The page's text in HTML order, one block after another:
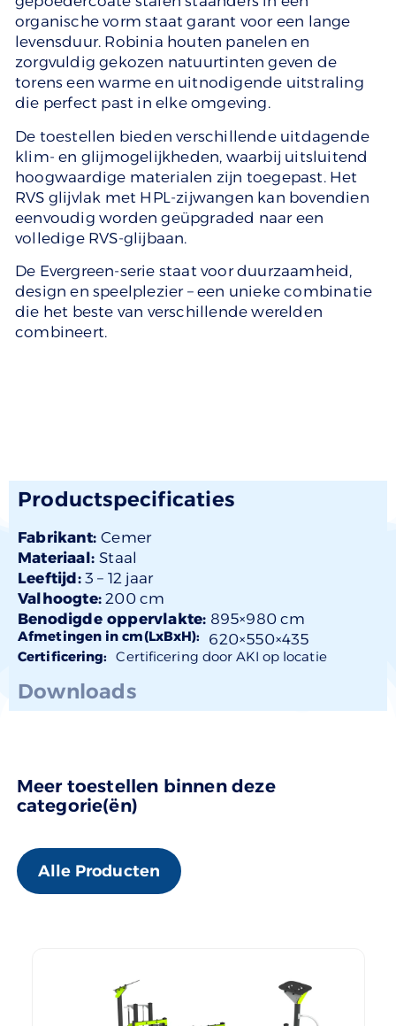
organische vorm staat garant voor een lange
levensduur. Robinia houten panelen en
zorgvuldig gekozen natuurtinten geven de
torens een warme en uitnodigende uitstraling
die perfect past in elke omgeving.
De toestellen bieden verschillende uitdagende
klim- en glijmogelijkheden, waarbij uitsluitend
hoogwaardige materialen zijn toegepast. Het
RVS glijvlak met HPL-zijwangen kan bovendien
eenvoudig worden geüpgraded naar een
volledige RVS-glijbaan.
De Evergreen-serie staat voor duurzaamheid,
design en speelplezier – een unieke combinatie
die het beste van verschillende werelden
combineert.
Productspecificaties
Fabrikant:Cemer
Materiaal:Staal
Leeftijd:3 – 12 jaar
Valhoogte: 200 cm
Benodigde oppervlakte: 895×980 cm
Afmetingen in cm(LxBxH): 620×550×435
Certificering: Certificering door AKI op locatie
Downloads
Meer toestellen binnen deze
categorie(ën)
Alle Producten